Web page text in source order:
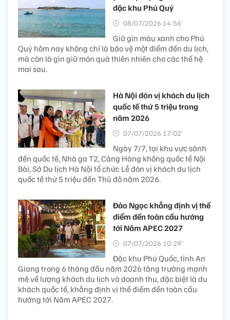
đặc khu Phú Quý
08/07/2026 14:56’
Giữ gìn màu xanh cho Phú
Quý hôm nay không chỉ là bảo vệ một điểm đến du lịch,
mà còn là gìn giữ món quà thiên nhiên cho các thế hệ
mai sau.
Hà Nội đón vị khách du lịch
quốc tế thứ 5 triệu trong
năm 2026
07/07/2026 17:02’
Ngày 7/7, tại khu vực sảnh
đến quốc tế, Nhà ga T2, Cảng Hàng không quốc tế Nội
Bài, Sở Du lịch Hà Nội tổ chức Lễ đón vị khách du lịch
quốc tế thứ 5 triệu đến Thủ đô năm 2026.
Đảo Ngọc khẳng định vị thế
điểm đến toàn cầu hướng
tới Năm APEC 2027
07/07/2026 10:29’
Đặc khu Phú Quốc, tỉnh An
Giang trong 6 tháng đầu năm 2026 tăng trưởng mạnh
mẽ về lượng khách du lịch và doanh thu, đặc biệt là du
khách quốc tế, khẳng định vị thế điểm đến toàn cầu
hướng tới Năm APEC 2027.